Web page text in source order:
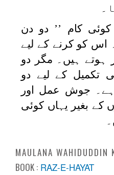
کوئی کام ’’ دو دن
اس کو کرنے کے لیے
ہوتے ہیں۔ مگر دو
تکمیل کے لیے دو
جوش عمل اور
کے بغیر یہاں کوئی
MAULANA WAHIDUDDIN
BOOK : RAZ-E-HAYAT